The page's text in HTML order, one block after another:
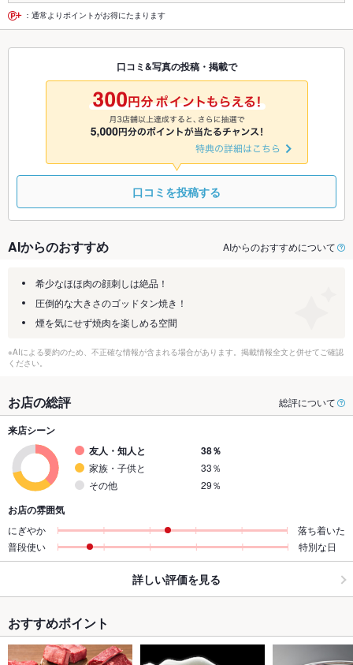
◎ ◎ ◎ ◎ ◎ ◎ ◎
8/31 9/1 9/2
◎
9/3
◎
9/4
◎
9/5 9/6
9/9
◎
9/10
◎
9/11
◎
9/12
：通常よりポイントがお得にたまります
口コミ&写真の投稿・掲載で
口コミを投稿する
AIからのおすすめ AIからのおすすめについて
希少なほほ肉の顔刺しは絶品！
圧倒的な大きさのゴッドタン焼き！
煙を気にせず焼肉を楽しめる空間
※AIによる要約のため、不正確な情報が含まれる場合があります。掲載情報全文と併せてご確認
ください。
お店の総評 総評について
来店シーン
友人・知人と
38％
家族・子供と
33％
その他
29％
お店の雰囲気
にぎやか
落ち着いた
普段使い
特別な日
詳しい評価を見る
おすすめポイント